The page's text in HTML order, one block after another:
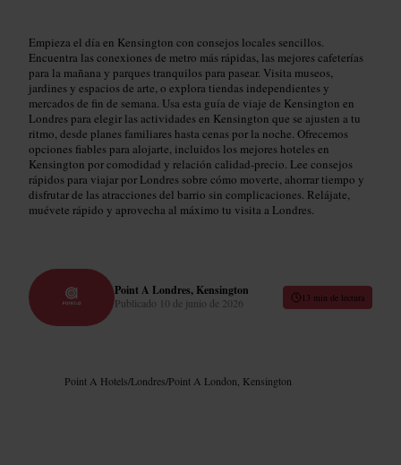
Empieza el día en Kensington con consejos locales sencillos.
Encuentra las conexiones de metro más rápidas, las mejores cafeterías
para la mañana y parques tranquilos para pasear. Visita museos,
jardines y espacios de arte, o explora tiendas independientes y
mercados de fin de semana. Usa esta guía de viaje de Kensington en
Londres para elegir las actividades en Kensington que se ajusten a tu
ritmo, desde planes familiares hasta cenas por la noche. Ofrecemos
opciones fiables para alojarte, incluidos los mejores hoteles en
Kensington por comodidad y relación calidad-precio. Lee consejos
rápidos para viajar por Londres sobre cómo moverte, ahorrar tiempo y
disfrutar de las atracciones del barrio sin complicaciones. Relájate,
muévete rápido y aprovecha al máximo tu visita a Londres.
Point A Londres, Kensington
Publicado 10 de junio de 2026 13 min de lectura
Point A Hotels/Londres/Point A London, Kensington